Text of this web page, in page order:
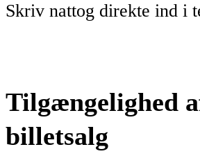
Skriv nattog direkte ind i
Tilgængelighed
billetsalg